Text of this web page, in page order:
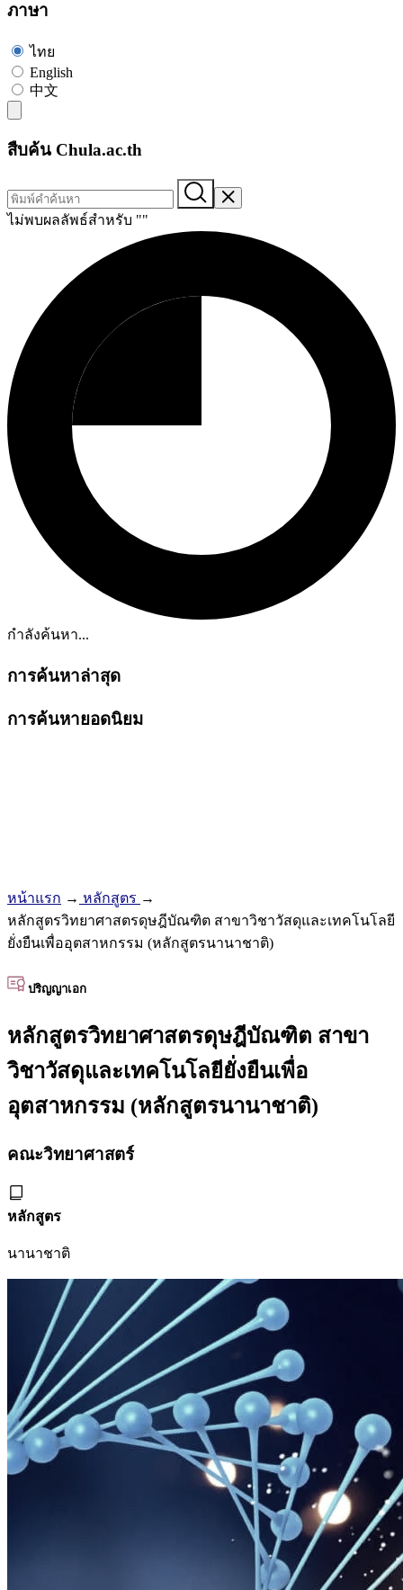
ภาษา
ไทย
English
中文
สืบค้น Chula.ac.th
ไม่พบผลลัพธ์สำหรับ ""
กำลังค้นหา...
การค้นหาล่าสุด
การค้นหายอดนิยม
หน้าแรก → หลักสูตร →
หลักสูตรวิทยาศาสตรดุษฎีบัณฑิต สาขาวิชาวัสดุและเทคโนโลยี
ยั่งยืนเพื่ออุตสาหกรรม (หลักสูตรนานาชาติ)
ปริญญาเอก
หลักสูตรวิทยาศาสตรดุษฎีบัณฑิต สาขา
วิชาวัสดุและเทคโนโลยียั่งยืนเพื่อ
อุตสาหกรรม (หลักสูตรนานาชาติ)
คณะวิทยาศาสตร์
หลักสูตร
นานาชาติ